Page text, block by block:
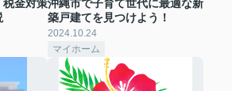
税金対策沖縄市で子育て世代に最適な新
築戸建てを見つけよう！
2024.10.24
マイホーム